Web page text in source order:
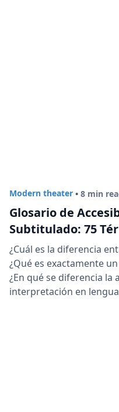
Modern theater • 8 min
Glosario de
Subtitulado: 75
¿Cuál es la diferencia
¿Qué es exactamente
¿En qué se diferencia la
interpretación en